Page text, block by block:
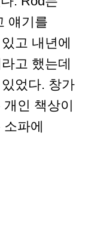
얘기를
고 내년에
고 했는데
었다. 창가
인 책상이
파에